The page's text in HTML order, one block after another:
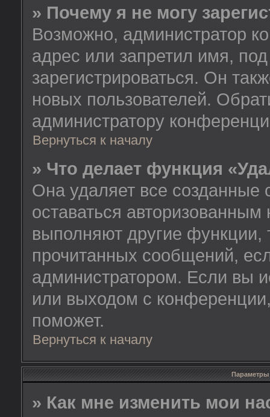
» Почему я не могу
Возможно, администратор
адрес или запретил имя,
зарегистрироваться. Он
новых пользователей.
администратору
Вернуться к началу
» Что делает функция
Она удаляет все созданные
оставаться
выполняют другие функции,
прочитанных сообщений,
администратором. Если вы
или выходом с
поможет.
Вернуться к началу
Параметры
» Как мне изменить мои